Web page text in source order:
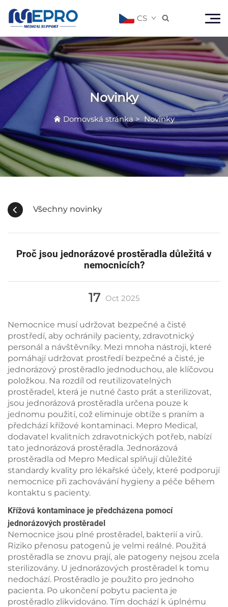
CS 
Novinky
Domovská stránka>Novinky
Všechny novinky
Proč jsou jednorázové prostěradla důležitá v
nemocnicích?
17 Oct 2025
Nemocnice musí udržovat bezpečné a čisté
prostředí, aby ochránily pacienty, zdravotnický
personál a návštěvníky. Mezi mnoha nástroji, které
pomáhají udržovat prostředí bezpečné a čisté, je
jednorázový prostěradlo jednoduchou, ale klíčovou
položkou. Na rozdíl od reutilizovatelných
prostěradel, která je nutné často prát a sterilizovat,
jsou jednorázová prostěradla určena pouze k
jednomu použití, což eliminuje obtíže s praním a
předchází křížové kontaminaci. Mepro Medical,
dodavatel kvalitních zdravotnických potřeb, nabízí
tato jednorázová prostěradla. Jednorázová
prostěradla od Mepro Medical splňují důležité
standardy kvality pro lékařské účely, které podporují
nemocnice při zachovávání hygieny a péče během
kontaktu s pacienty.
Křížová kontaminace je předcházena pomocí
jednorázových prostěradel
Nemocnice jsou plné prostěradel, bakterií a virů.
Riziko přenosu patogenů je velmi reálné. Použitá
prostěradla se znovu prají, ale patogeny nejsou zcela
sterilizovány. U jednorázových prostěradel k tomu
nedochází. Prostěradlo je použito pro jednoho
pacienta. Po ukončení pobytu pacienta je
prostěradlo zlikvidováno. Tím dochází k úplnému